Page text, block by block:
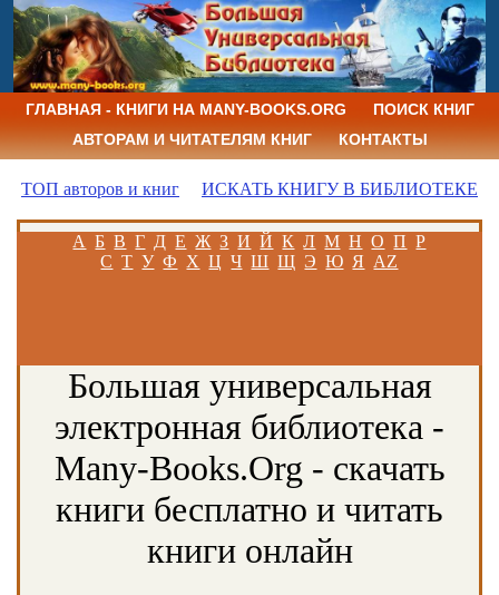
ГЛАВНАЯ - КНИГИ НА MANY-BOOKS.ORG
ПОИСК КНИГ
АВТОРАМ И ЧИТАТЕЛЯМ КНИГ
КОНТАКТЫ
ТОП авторов и книг ИСКАТЬ КНИГУ В БИБЛИОТЕКЕ
А Б В Г Д Е Ж З И Й К Л М Н О П Р
С Т У Ф Х Ц Ч Ш Щ Э Ю Я AZ
Большая универсальная
электронная библиотека -
Many-Books.Org - скачать
книги бесплатно и читать
книги онлайн